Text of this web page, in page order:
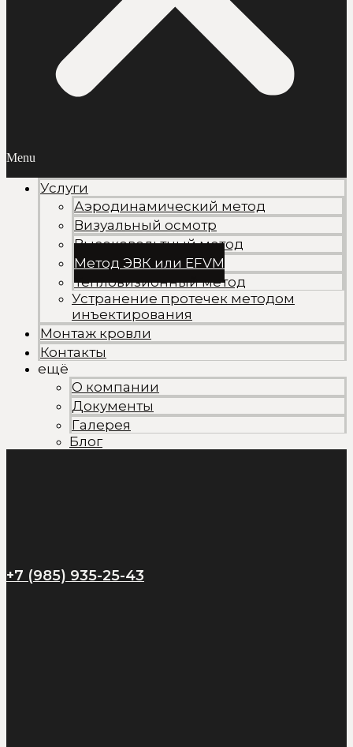
Menu
Услуги
Аэродинамический метод
Визуальный осмотр
Высоковольтный метод
Метод ЭВК или EFVM
Тепловизионный метод
Устранение протечек методом
инъектирования
Монтаж кровли
Контакты
ещё
О компании
Документы
Галерея
Блог
+7 (985) 935-25-43